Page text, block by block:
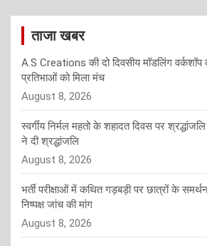
ताजा खबर
A.S Creations की दो दिवसीय मॉडलिंग
प्रतिभाओं को मिला मंच
August 8, 2026
स्वर्गीय निर्मल महतो के शहादत दिवस पर
ने दी श्रद्धांजलि
August 8, 2026
भर्ती परीक्षाओं में कथित गड़बड़ी पर छात्रों के
निष्पक्ष जांच की मांग
August 8, 2026